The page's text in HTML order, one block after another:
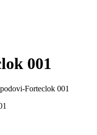
001
Forteclok 001